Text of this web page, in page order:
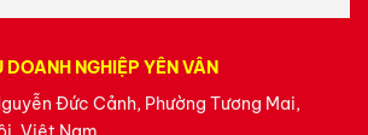
DOANH NGHIỆP YÊN VÂN
Đức Cảnh, Phường Tương Mai,